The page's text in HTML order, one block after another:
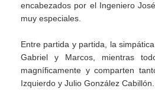
encabezados por el Ingeniero
muy especiales.
Entre partida y partida, la
Gabriel y Marcos, mientras
magníficamente y comparten
Izquierdo y Julio González Cabillón.